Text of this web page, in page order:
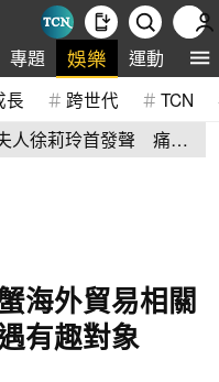
專題 娛樂 運動 全
長 跨世代 TCN
人徐莉玲首發聲 痛揭
海外貿易相關
有趣對象